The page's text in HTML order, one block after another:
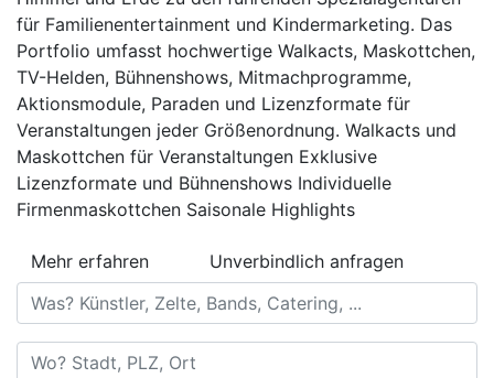
für Familienentertainment und Kindermarketing. Das
Portfolio umfasst hochwertige Walkacts, Maskottchen,
TV-Helden, Bühnenshows, Mitmachprogramme,
Aktionsmodule, Paraden und Lizenzformate für
Veranstaltungen jeder Größenordnung. Walkacts und
Maskottchen für Veranstaltungen Exklusive
Lizenzformate und Bühnenshows Individuelle
Firmenmaskottchen Saisonale Highlights
Mehr erfahren
Unverbindlich anfragen
Was? Künstler, Zelte, Bands, Catering, ...
Wo? Stadt, PLZ, Ort